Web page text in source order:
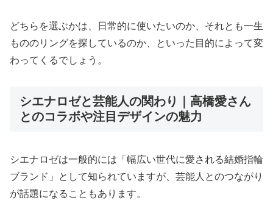
どちらを選ぶかは、日常的に使いたいのか、それとも一生
もののリングを探しているのか、といった目的によって変
わってくるでしょう。
シエナロゼと芸能人の関わり｜高橋愛さん
とのコラボや注目デザインの魅力
シエナロゼは一般的には「幅広い世代に愛される結婚指輪
ブランド」として知られていますが、芸能人とのつながり
が話題になることもあります。